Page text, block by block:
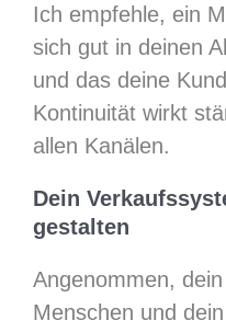
Ich empfehle, ein
sich gut in deinen
und das deine
Kontinuität wirkt
allen Kanälen.
Dein
gestalten
Angenommen,
Menschen und